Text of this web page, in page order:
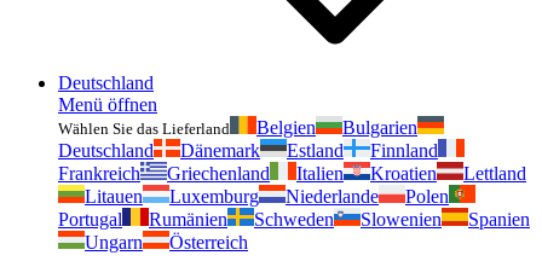
Deutschland
Menü öffnen
Wählen Sie das Lieferland Belgien
Bulgarien
Deutschland
Dänemark Estland
Finnland
Frankreich
Griechenland Italien Kroatien
Lettland
Litauen
Luxemburg Niederlande
Polen
Portugal
Rumänien Schweden Slowenien
Spanien
Ungarn
Österreich